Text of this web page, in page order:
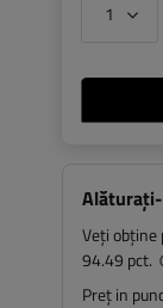
Veți obține
94.49 pct.
Preț in